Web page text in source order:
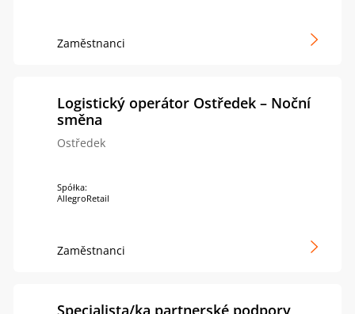
Zaměstnanci
Logistický operátor Ostředek – Noční
směna
Ostředek
Spółka:
AllegroRetail
Zaměstnanci
Specialista/ka partnerské podpory